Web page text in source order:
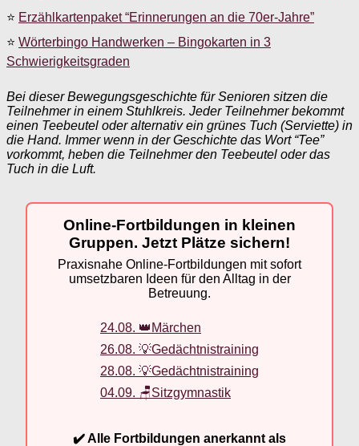
⭐ Erzählkartenpaket “Erinnerungen an die 70er-Jahre”
⭐ Wörterbingo Handwerken – Bingokarten in 3
Schwierigkeitsgraden
Bei dieser Bewegungsgeschichte für Senioren sitzen die
Teilnehmer in einem Stuhlkreis. Jeder Teilnehmer bekommt
einen Teebeutel oder alternativ ein grünes Tuch (Serviette) in
die Hand. Immer wenn in der Geschichte das Wort “Tee”
vorkommt, heben die Teilnehmer den Teebeutel oder das
Tuch in die Luft.
Online-Fortbildungen in kleinen
Gruppen. Jetzt Plätze sichern!
Praxisnahe Online-Fortbildungen mit sofort
umsetzbaren Ideen für den Alltag in der
Betreuung.
24.08. 👑Märchen
26.08. 💡Gedächtnistraining
28.08. 💡Gedächtnistraining
04.09. 🪑Sitzgymnastik
✔️ Alle Fortbildungen anerkannt als